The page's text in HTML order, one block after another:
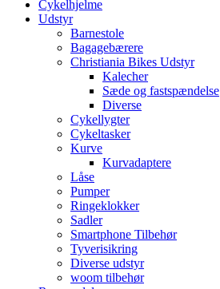
Cykelhjelme
Udstyr
Barnestole
Bagagebærere
Christiania Bikes Udstyr
Kalecher
Sæde og fastspændelse
Diverse
Cykellygter
Cykeltasker
Kurve
Kurvadaptere
Låse
Pumper
Ringeklokker
Sadler
Smartphone Tilbehør
Tyverisikring
Diverse udstyr
woom tilbehør